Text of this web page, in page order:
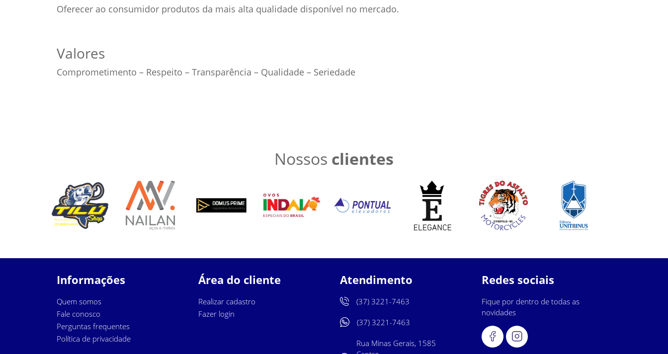
Oferecer ao consumidor produtos da mais alta qualidade disponível no mercado.
Valores
Comprometimento – Respeito – Transparência – Qualidade – Seriedade
Nossos clientes
Informações
Quem somos
Fale conosco
Perguntas frequentes
Política de privacidade
Área do cliente
Realizar cadastro
Fazer login
Atendimento
(37) 3221-7463
(37) 3221-7463
Rua Minas Gerais, 1585
Redes sociais
Fique por dentro de todas as
novidades